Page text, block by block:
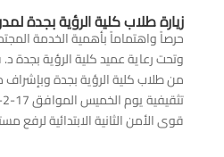
زيارة طلاب كلية الرؤية بجدة
حرصاً واهتماماً بأهمية الخدمة
وتحت رعاية عميد كلية الرؤية
من طلاب كلية الرؤية بجدة وبإشراف
قوى الأمن الثانية الابتدائية